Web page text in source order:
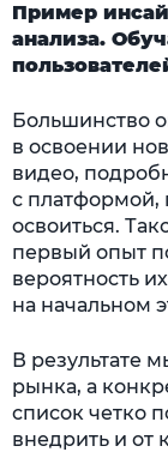
Пример
анализа.
Большинство
в освоении
видео,
с платформой,
освоиться.
первый опыт
вероятность
на начальном
В результате
рынка, а
список четко
внедрить и от